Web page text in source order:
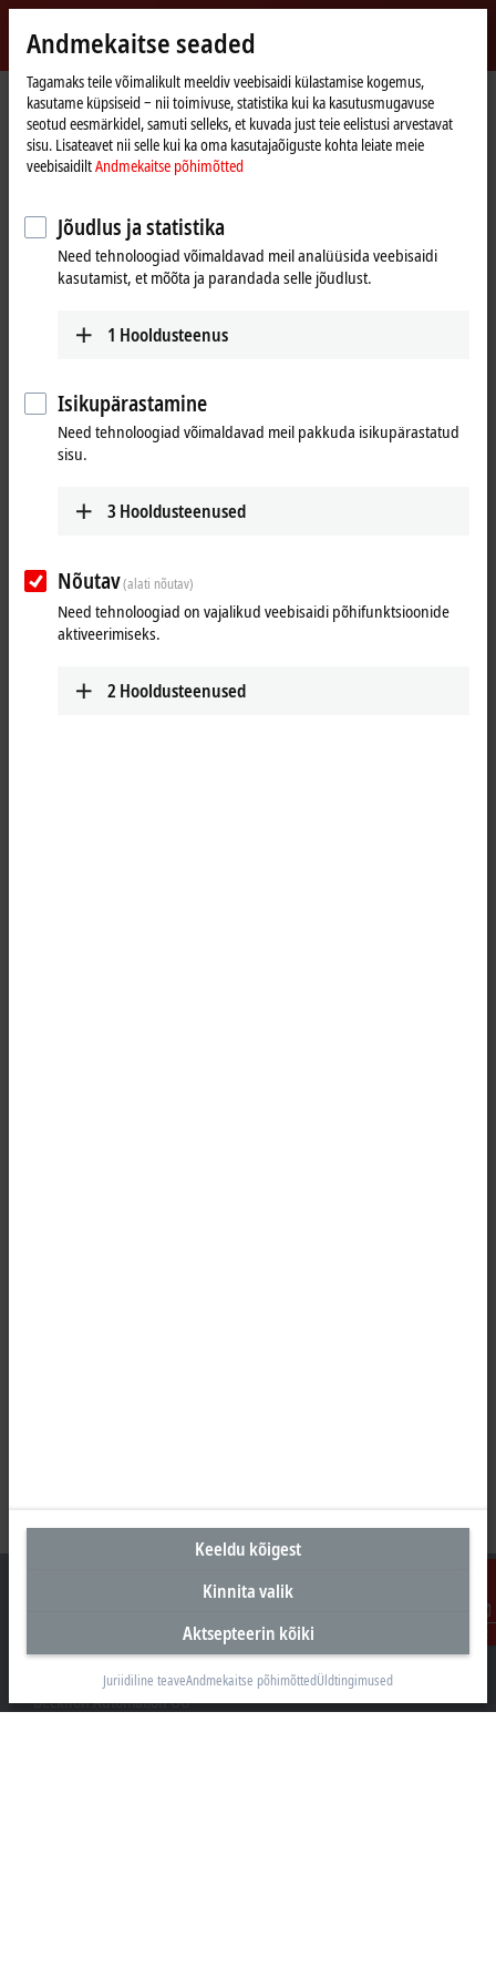
Beckhoff
-
New
Automation
Technology
Avaleht Ettevõte
Uudised
TwinCAT Vision: Integrates image processing to the PLC
Kontakt
Kui klõpsate nupul „Nõustun“, kuvatakse video ja kohandatakse
privaatsussätteid; selle protsessi käigus laaditakse Vimeo väline
sisu. Palun tutvuge meie andmekaitse põhimõtetega. Palun
TwinCAT Vision: Integrates image
Machine vision integrated into automation technology.
More about this video
Peakontor Eesti
Beckhoff Automation OÜ
Andmekaitse seaded
Tagamaks teile võimalikult meeldiv veebisaidi külastamise kogemus,
kasutame küpsiseid ‒ nii toimivuse, statistika kui ka kasutusmugavuse
seotud eesmärkidel, samuti selleks, et kuvada just teie eelistusi arvestavat
sisu. Lisateavet nii selle kui ka oma kasutajaõiguste kohta leiate meie
veebisaidiltAndmekaitse põhimõtted
Jõudlus ja statistika
Need tehnoloogiad võimaldavad meil analüüsida veebisaidi
kasutamist, et mõõta ja parandada selle jõudlust.
1 Hooldusteenus
Isikupärastamine
Need tehnoloogiad võimaldavad meil pakkuda isikupärastatud
sisu.
3 Hooldusteenused
Nõutav(alati nõutav)
Need tehnoloogiad on vajalikud veebisaidi põhifunktsioonide
aktiveerimiseks.
2 Hooldusteenused
Keeldu kõigest
Kinnita valik
Aktsepteerin kõiki
Juriidiline teaveAndmekaitse põhimõttedÜldtingimused